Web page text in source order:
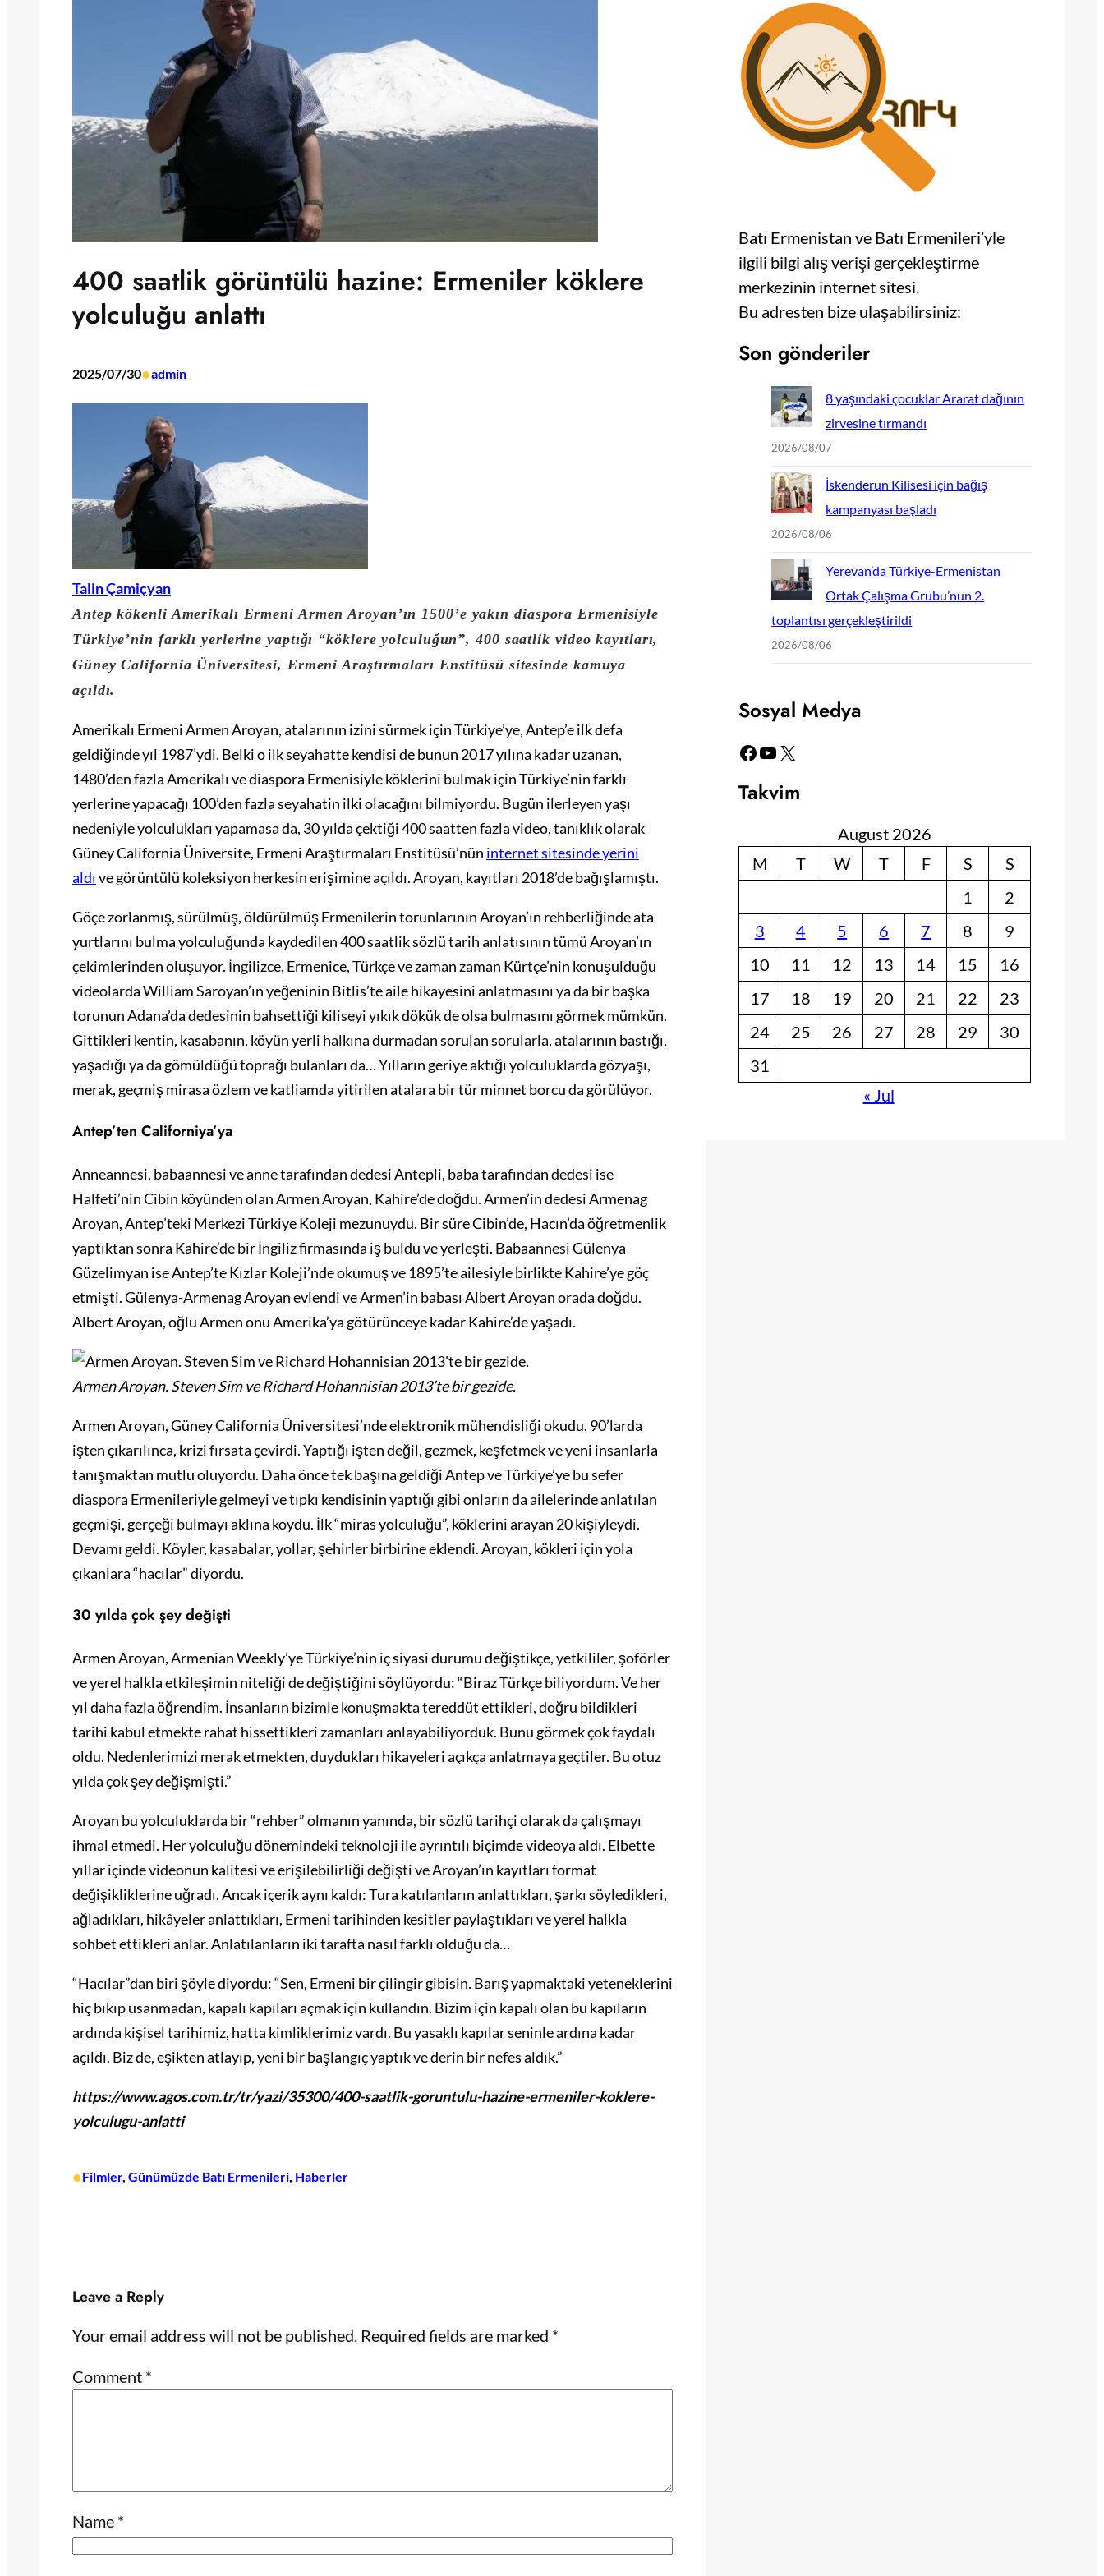
400 saatlik görüntülü hazine: Ermeniler köklere
yolculuğu anlattı
2025/07/30•admin
Talin Çamiçyan
Antep kökenli Amerikalı Ermeni Armen Aroyan’ın 1500’e yakın diaspora Ermenisiyle
Türkiye’nin farklı yerlerine yaptığı “köklere yolculuğun”, 400 saatlik video kayıtları,
Güney California Üniversitesi, Ermeni Araştırmaları Enstitüsü sitesinde kamuya
açıldı.
Amerikalı Ermeni Armen Aroyan, atalarının izini sürmek için Türkiye’ye, Antep’e ilk defa
geldiğinde yıl 1987’ydi. Belki o ilk seyahatte kendisi de bunun 2017 yılına kadar uzanan,
1480’den fazla Amerikalı ve diaspora Ermenisiyle köklerini bulmak için Türkiye’nin farklı
yerlerine yapacağı 100’den fazla seyahatin ilki olacağını bilmiyordu. Bugün ilerleyen yaşı
nedeniyle yolculukları yapamasa da, 30 yılda çektiği 400 saatten fazla video, tanıklık olarak
Güney California Üniversite, Ermeni Araştırmaları Enstitüsü’nün internet sitesinde yerini
aldıve görüntülü koleksiyon herkesin erişimine açıldı. Aroyan, kayıtları 2018’de bağışlamıştı.
Göçe zorlanmış, sürülmüş, öldürülmüş Ermenilerin torunlarının Aroyan’ın rehberliğinde ata
yurtlarını bulma yolculuğunda kaydedilen 400 saatlik sözlü tarih anlatısının tümü Aroyan’ın
çekimlerinden oluşuyor. İngilizce, Ermenice, Türkçe ve zaman zaman Kürtçe’nin konuşulduğu
videolarda William Saroyan’ın yeğeninin Bitlis’te aile hikayesini anlatmasını ya da bir başka
torunun Adana’da dedesinin bahsettiği kiliseyi yıkık dökük de olsa bulmasını görmek mümkün.
Gittikleri kentin, kasabanın, köyün yerli halkına durmadan sorulan sorularla, atalarının bastığı,
yaşadığı ya da gömüldüğü toprağı bulanları da… Yılların geriye aktığı yolculuklarda gözyaşı,
merak, geçmiş mirasa özlem ve katliamda yitirilen atalara bir tür minnet borcu da görülüyor.
Antep’ten Californiya’ya
Anneannesi, babaannesi ve anne tarafından dedesi Antepli, baba tarafından dedesi ise
Halfeti’nin Cibin köyünden olan Armen Aroyan, Kahire’de doğdu. Armen’in dedesi Armenag
Aroyan, Antep’teki Merkezi Türkiye Koleji mezunuydu. Bir süre Cibin’de, Hacın’da öğretmenlik
yaptıktan sonra Kahire’de bir İngiliz firmasında iş buldu ve yerleşti. Babaannesi Gülenya
Güzelimyan ise Antep’te Kızlar Koleji’nde okumuş ve 1895’te ailesiyle birlikte Kahire’ye göç
etmişti. Gülenya-Armenag Aroyan evlendi ve Armen’in babası Albert Aroyan orada doğdu.
Albert Aroyan, oğlu Armen onu Amerika’ya götürünceye kadar Kahire’de yaşadı.
Armen Aroyan. Steven Sim ve Richard Hohannisian 2013’te bir gezide.
Armen Aroyan, Güney California Üniversitesi’nde elektronik mühendisliği okudu. 90’larda
işten çıkarılınca, krizi fırsata çevirdi. Yaptığı işten değil, gezmek, keşfetmek ve yeni insanlarla
tanışmaktan mutlu oluyordu. Daha önce tek başına geldiği Antep ve Türkiye’ye bu sefer
diaspora Ermenileriyle gelmeyi ve tıpkı kendisinin yaptığı gibi onların da ailelerinde anlatılan
geçmişi, gerçeği bulmayı aklına koydu. İlk “miras yolculuğu”, köklerini arayan 20 kişiyleydi.
Devamı geldi. Köyler, kasabalar, yollar, şehirler birbirine eklendi. Aroyan, kökleri için yola
çıkanlara “hacılar” diyordu.
30 yılda çok şey değişti
Armen Aroyan, Armenian Weekly’ye Türkiye’nin iç siyasi durumu değiştikçe, yetkililer, şoförler
ve yerel halkla etkileşimin niteliği de değiştiğini söylüyordu: “Biraz Türkçe biliyordum. Ve her
yıl daha fazla öğrendim. İnsanların bizimle konuşmakta tereddüt ettikleri, doğru bildikleri
tarihi kabul etmekte rahat hissettikleri zamanları anlayabiliyorduk. Bunu görmek çok faydalı
oldu. Nedenlerimizi merak etmekten, duydukları hikayeleri açıkça anlatmaya geçtiler. Bu otuz
yılda çok şey değişmişti.”
Aroyan bu yolculuklarda bir “rehber” olmanın yanında, bir sözlü tarihçi olarak da çalışmayı
ihmal etmedi. Her yolculuğu dönemindeki teknoloji ile ayrıntılı biçimde videoya aldı. Elbette
yıllar içinde videonun kalitesi ve erişilebilirliği değişti ve Aroyan’ın kayıtları format
değişikliklerine uğradı. Ancak içerik aynı kaldı: Tura katılanların anlattıkları, şarkı söyledikleri,
ağladıkları, hikâyeler anlattıkları, Ermeni tarihinden kesitler paylaştıkları ve yerel halkla
sohbet ettikleri anlar. Anlatılanların iki tarafta nasıl farklı olduğu da…
“Hacılar”dan biri şöyle diyordu: “Sen, Ermeni bir çilingir gibisin. Barış yapmaktaki yeteneklerini
hiç bıkıp usanmadan, kapalı kapıları açmak için kullandın. Bizim için kapalı olan bu kapıların
ardında kişisel tarihimiz, hatta kimliklerimiz vardı. Bu yasaklı kapılar seninle ardına kadar
açıldı. Biz de, eşikten atlayıp, yeni bir başlangıç yaptık ve derin bir nefes aldık.”
https://www.agos.com.tr/tr/yazi/35300/400-saatlik-goruntulu-hazine-ermeniler-koklere-
yolculugu-anlatti
•Filmler, Günümüzde Batı Ermenileri, Haberler
Leave a Reply
Your email address will not be published. Required fields are marked *
Comment *
Name *
Batı Ermenistan ve Batı Ermenileri’yle
ilgili bilgi alış verişi gerçekleştirme
merkezinin internet sitesi.
Bu adresten bize ulaşabilirsiniz:
Son gönderiler
8 yaşındaki çocuklar Ararat dağının
zirvesine tırmandı
2026/08/07
İskenderun Kilisesi için bağış
kampanyası başladı
2026/08/06
Yerevan’da Türkiye-Ermenistan
Ortak Çalışma Grubu’nun 2.
toplantısı gerçekleştirildi
2026/08/06
Sosyal Medya
Facebook YouTube X
Takvim
August 2026
M
T W T F S
S
1
2
3
4 5 6 7 8
9
10
11 12 13 14 15
16
17
18 19 20 21 22
23
24
25 26 27 28 29
30
31
« Jul